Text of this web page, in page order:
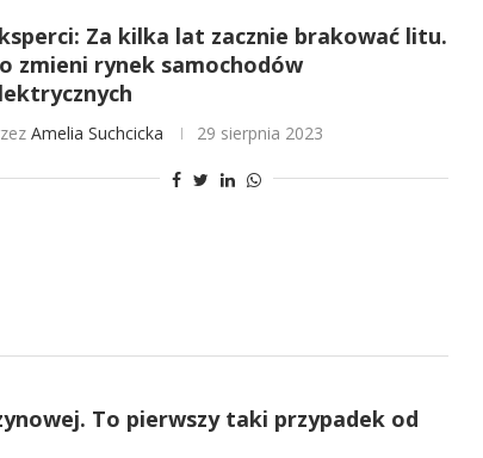
Za kilka lat zacznie brakować litu.
zmieni rynek samochodów
Amelia Suchcicka 29 sierpnia 2023
To pierwszy taki przypadek od